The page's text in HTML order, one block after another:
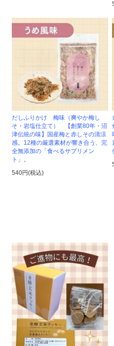
だしふりかけ 梅味（爽やか梅し
そ・岩塩仕立て） 【創業80年・沼
津伝統の味】国産梅と赤しその清涼
感。12種の厳選素材が響き合う、完
全無添加の「食べるサプリメン
ト」。
540円(税込)